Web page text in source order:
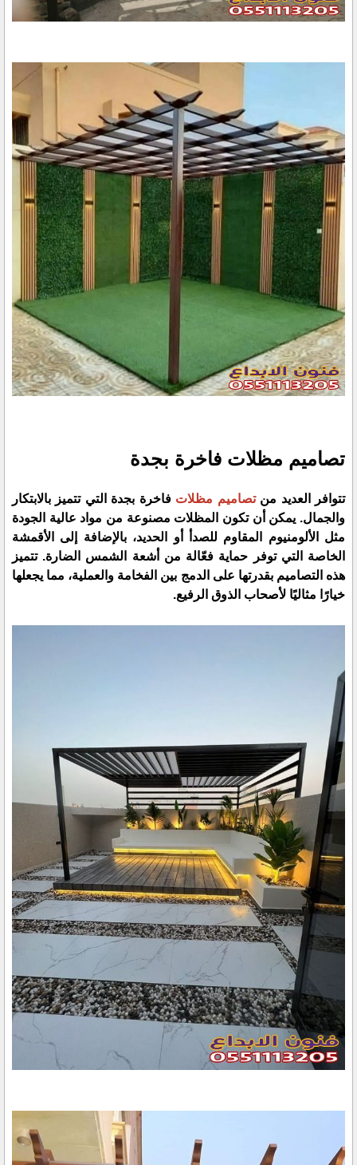
تصاميم مظلات فاخرة بجدة
تتوافر العديد منتصاميم مظلات فاخرة بجدة التي تتميز بالابتكار
والجمال. يمكن أن تكون المظلات مصنوعة من مواد عالية الجودة
مثل الألومنيوم المقاوم للصدأ أو الحديد، بالإضافة إلى الأقمشة
الخاصة التي توفر حماية فعّالة من أشعة الشمس الضارة. تتميز
هذه التصاميم بقدرتها على الدمج بين الفخامة والعملية، مما يجعلها
خيارًا مثاليًا لأصحاب الذوق الرفيع.